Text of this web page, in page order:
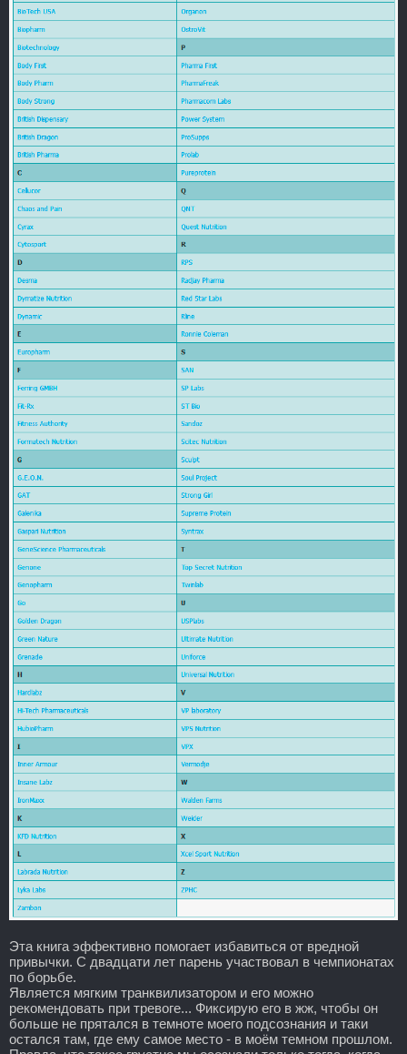
Эта книга эффективно помогает избавиться от вредной
привычки. С двадцати лет парень участвовал в чемпионатах
по борьбе.
Является мягким транквилизатором и его можно
рекомендовать при тревоге... Фиксирую его в жж, чтобы он
больше не прятался в темноте моего подсознания и таки
остался там, где ему самое место - в моём темном прошлом.